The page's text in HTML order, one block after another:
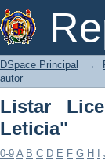
Listar
DSpace Principal →
autor
Listar
Leticia"
0-9 A B C D E F G H